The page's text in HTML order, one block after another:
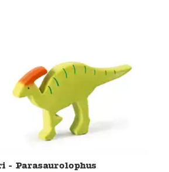
- Parasaurolophus